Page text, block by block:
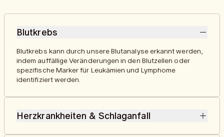
Blutkrebs
Blutkrebs kann durch unsere Blutanalyse erkannt werden,
indem auffällige Veränderungen in den Blutzellen oder
spezifische Marker für Leukämien und Lymphome
identifiziert werden.
Herzkrankheiten & Schlaganfall
Risikofaktoren für Herzkrankheiten und Schlaganfälle